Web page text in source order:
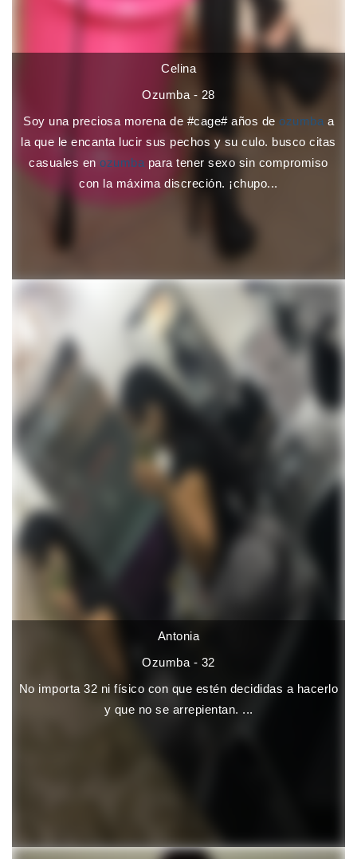
Celina
Ozumba - 28
Soy una preciosa morena de #cage# años de ozumba a
la que le encanta lucir sus pechos y su culo. busco citas
casuales enozumba para tener sexo sin compromiso
con la máxima discreción. ¡chupo...
Antonia
Ozumba - 32
No importa 32 ni físico con que estén decididas a hacerlo
y que no se arrepientan. ...